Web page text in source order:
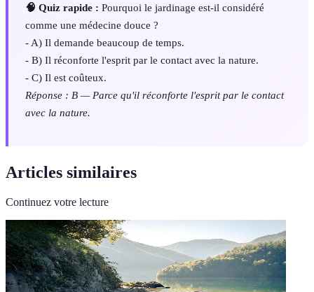
🧠 Quiz rapide : Pourquoi le jardinage est-il considéré
comme une médecine douce ?
- A) Il demande beaucoup de temps.
- B) Il réconforte l'esprit par le contact avec la nature.
- C) Il est coûteux.
Réponse : B — Parce qu'il réconforte l'esprit par le contact
avec la nature.
Articles similaires
Continuez votre lecture